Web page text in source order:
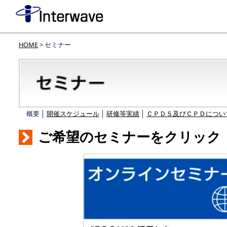
HOME> セミナー
概要 │ 開催スケジュール 研修等実績 ＣＰＤＳ及びＣＰＤにつ
ご希望のセミナーをクリック